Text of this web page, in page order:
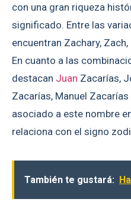
con una gran riqueza
significado. Entre las
encuentran Zachary,
En cuanto a las
destacan Juan Zacarías,
Zacarías, Manuel
asociado a este nombre
relaciona con el signo
También te gustará: